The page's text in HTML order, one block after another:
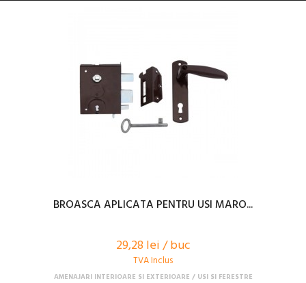
BROASCA APLICATA PENTRU USI MARO...
29,28 lei / buc
TVA Inclus
AMENAJARI INTERIOARE SI EXTERIOARE USI SI FERESTRE